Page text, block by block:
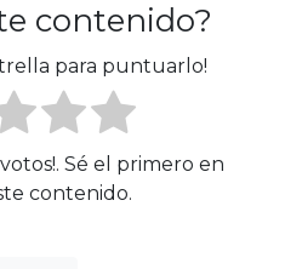
contenido?
para puntuarlo!
Sé el primero en
contenido.